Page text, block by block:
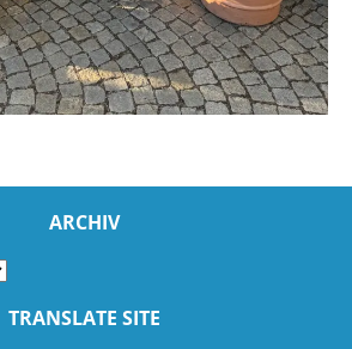
ARCHIV
TRANSLATE SITE